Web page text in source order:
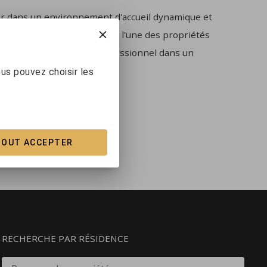
dans un environnement d'accueil dynamique et
votre carrière dans l'une des propriétés
de développement professionnel dans un
RECHERCHE PAR RÉSIDENCE
pouvez choisir les
ACCEPTER